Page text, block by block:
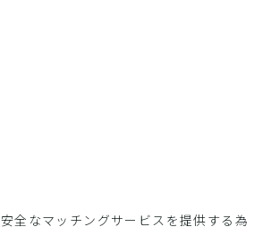
全なマッチングサービスを提供する為